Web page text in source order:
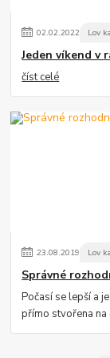
02.02.2022 Lov
Jeden víkend v
číst celé
23.08.2019 Lov
Správné
Počasí se lepší a
přímo stvořena na